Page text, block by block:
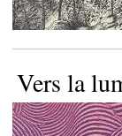
Vers la